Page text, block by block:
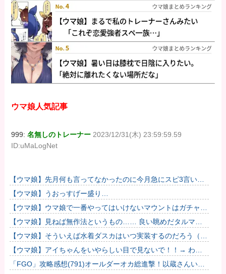
ウマ娘人気記事
999:名無しのトレーナー 2023/12/31(木) 23:59:59.59
ID:uMaLogNet
【ウマ娘】先月何も言ってなかったのに今月急にスピ3言い出
したのが怪しいよな。
【ウマ娘】うおっすげー盛り…
【ウマ娘】ウマ娘で一番やってはいけないマウントはガチャで
も育成でもグッズでもなく、これ。
【ウマ娘】見ねば無作法というもの…… 良い眺めだタルマ
エ…（殴
【ウマ娘】そういえば水着ダスカはいつ実装するのだろう（ﾃﾞ
ｯｯｯ
【ウマ娘】アイちゃんをいやらしい目で見ないで！！→ わか
りました…
「FGO」攻略感想(791)オールダーオカ総進撃！以蔵さんいっ